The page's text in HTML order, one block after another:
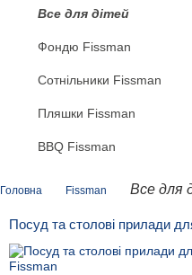
Все для дітей
Фондю Fissman
Сотнільники Fissman
Пляшки Fissman
BBQ Fissman
Головна Fissman Все для
Посуд та столові прилади